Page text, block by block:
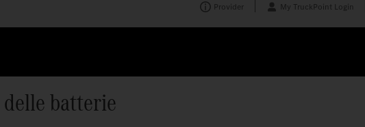
Provider My TruckPoint Login
batterie